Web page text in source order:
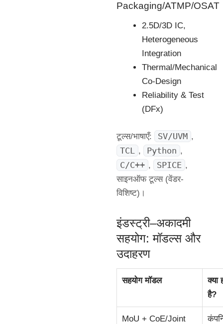
Packaging/ATMP/OSAT
2.5D/3D IC,
Heterogeneous
Integration
Thermal/Mechanical
Co-Design
Reliability & Test
(DFx)
टूल्स/भाषाएँ: SV/UVM ,
TCL , Python ,
C/C++ , SPICE ,
साइनऑफ टूल्स (वेंडर-
विशिष्ट)।
इंडस्ट्री–अकादमी
सहयोग: मॉडल्स और
उदाहरण
सहयोग मॉडल
क्या
है?
MoU + CoE/Joint